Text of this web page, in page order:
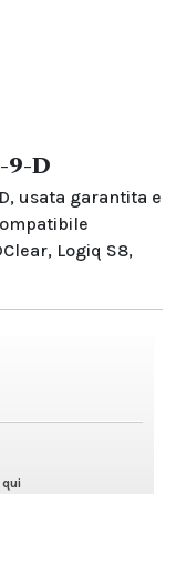
9-D
usata garantita e
Logiq S8,